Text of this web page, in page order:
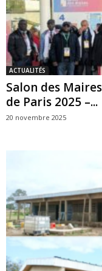
ACTUALITÉS
Salon des
de Paris 2025 –...
20 novembre 2025